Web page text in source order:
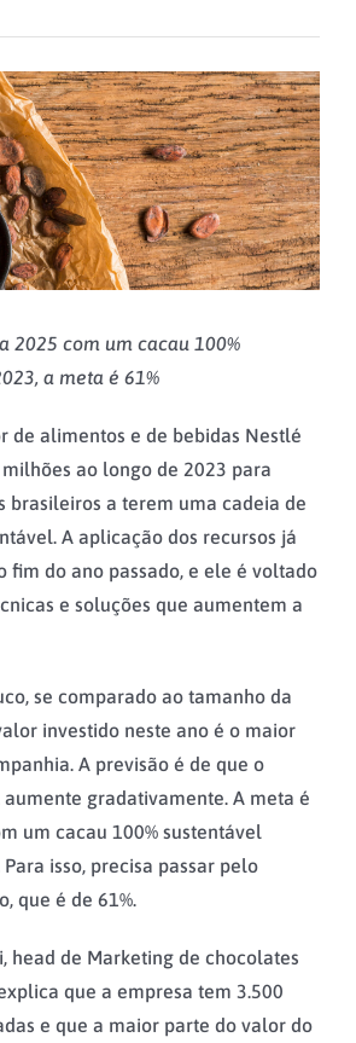
2025 com um cacau 100%
a meta é 61%
de alimentos e de bebidas Nestlé
ao longo de 2023 para
brasileiros a terem uma cadeia de
A aplicação dos recursos já
fim do ano passado, e ele é voltado
e soluções que aumentem a
se comparado ao tamanho da
investido neste ano é o maior
A previsão é de que o
gradativamente. A meta é
um cacau 100% sustentável
isso, precisa passar pelo
que é de 61%.
head de Marketing de chocolates
que a empresa tem 3.500
e que a maior parte do valor do